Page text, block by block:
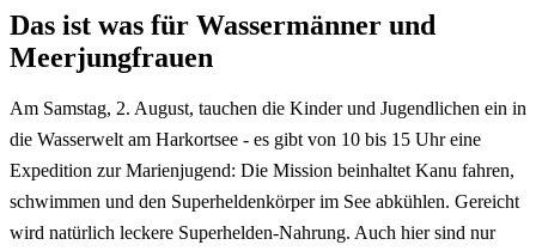
Das ist was für Wassermänner und
Meerjungfrauen
Am Samstag, 2. August, tauchen die Kinder und Jugendlichen ein in
die Wasserwelt am Harkortsee - es gibt von 10 bis 15 Uhr eine
Expedition zur Marienjugend: Die Mission beinhaltet Kanu fahren,
schwimmen und den Superheldenkörper im See abkühlen. Gereicht
wird natürlich leckere Superhelden-Nahrung. Auch hier sind nur